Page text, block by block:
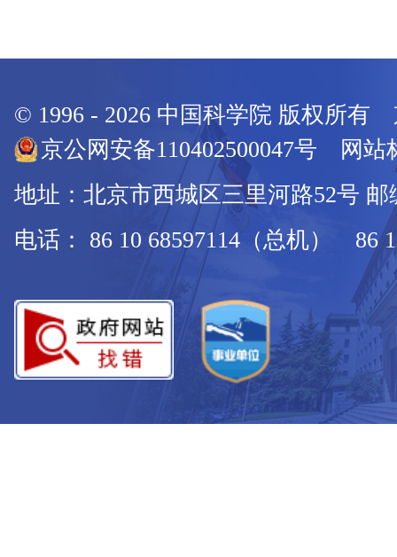
© 1996 - 2026 中国科学院 版权所有
京公网安备110402500047号 网站
地址：北京市西城区三里河路52号 邮
电话： 86 10 68597114（总机） 86